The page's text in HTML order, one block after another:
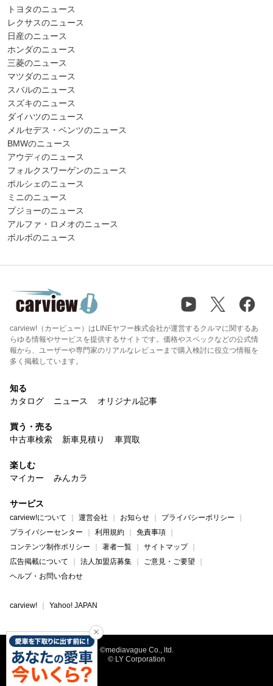
トヨタのニュース
レクサスのニュース
日産のニュース
ホンダのニュース
三菱のニュース
マツダのニュース
スバルのニュース
スズキのニュース
ダイハツのニュース
メルセデス・ベンツのニュース
BMWのニュース
アウディのニュース
フォルクスワーゲンのニュース
ポルシェのニュース
ミニのニュース
プジョーのニュース
アルファ・ロメオのニュース
ボルボのニュース
carview!（カービュー）はLINEヤフー株式会社が運営するクルマに関するあ
らゆる情報やサービスを提供するサイトです。価格やスペックなどの公式情
報から、ユーザーや専門家のリアルなレビューまで購入検討に役立つ情報を
多く掲載しています。
知る
カタログ
ニュース オリジナル記事
買う・売る
中古車検索
新車見積り 車買取
楽しむ
マイカー
みんカラ
サービス
carview!について 運営会社 お知らせ
プライバシーポリシー
プライバシーセンター
利用規約
免責事項
コンテンツ制作ポリシー
著者一覧
サイトマップ
広告掲載について
法人加盟店募集
ご意見・ご要望
ヘルプ・お問い合わせ
carview! Yahoo! JAPAN
©mediavague Co., ltd.
© LY Corporation